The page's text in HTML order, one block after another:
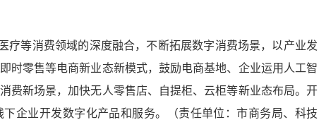
疗等消费领域的深度融合，不断拓展数字消费场景，以产业发
时零售等电商新业态新模式，鼓励电商基地、企业运用人工智
费新场景，加快无人零售店、自提柜、云柜等新业态布局。开
企业开发数字化产品和服务。（责任单位：市商务局、科技